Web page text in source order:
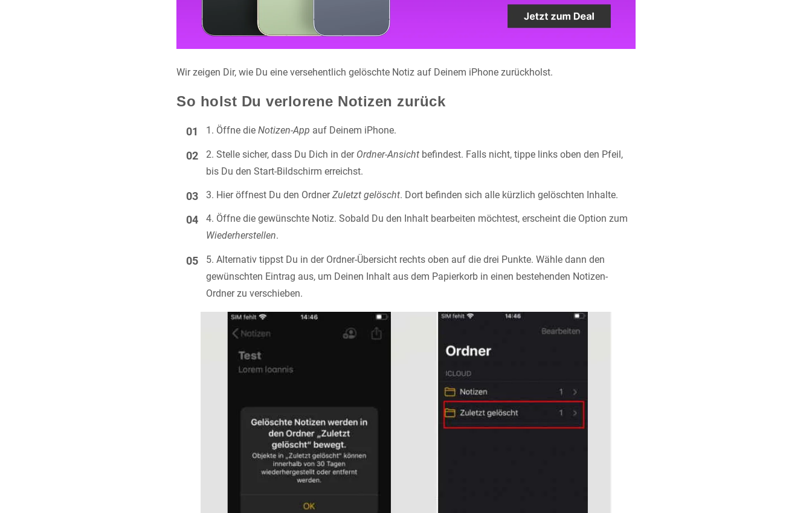
Wir zeigen Dir, wie Du eine versehentlich gelöschte Notiz auf Deinem iPhone zurückholst.
So holst Du verlorene Notizen zurück
Öffne dieNotizen-App auf Deinem iPhone.
Stelle sicher, dass Du Dich in der Ordner-Ansicht befindest. Falls nicht, tippe links oben den Pfeil,
bis Du den Start-Bildschirm erreichst.
Hier öffnest Du den OrdnerZuletzt gelöscht. Dort befinden sich alle kürzlich gelöschten Inhalte.
Öffne die gewünschte Notiz. Sobald Du den Inhalt bearbeiten möchtest, erscheint die Option zum
Wiederherstellen.
Alternativ tippst Du in der Ordner-Übersicht rechts oben auf die drei Punkte. Wähle dann den
gewünschten Eintrag aus, um Deinen Inhalt aus dem Papierkorb in einen bestehenden Notizen-
Ordner zu verschieben.